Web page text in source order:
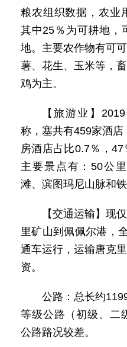
粮农组织数据，农业
其中25％为可耕地，
地。主要农作物有可
薯、花生、玉米等，
鸡为主。
【旅游业】
称，塞共有459家酒
房酒店占比0.7％，47
主要景点有：50公
滩、滨图玛尼山脉和铁
【交通运输】现
里矿山到佩佩尔港，
通车运行，运输唐克
资。
公路：总长约
等级公路（初级、二
公路路况较差。